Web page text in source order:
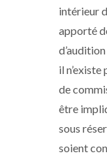
intérieur
apporté
il
de
être
sous
soient